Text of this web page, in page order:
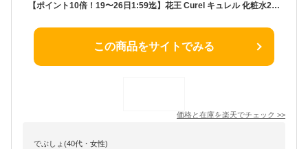
【ポイント10倍！19〜26日1:59迄】花王 Curel キュレル 化粧水2（しっとり）150ml（医薬部外品） | 乾燥肌用化粧水 低刺激化粧水 セラミド配合化粧水 無香料化粧水 無着色化粧水 アルコールフリー化粧水 敏感肌用化粧水 エイジング
この商品をサイトでみる
価格と在庫を楽天でチェック >>
でぶしょ(40代・女性)